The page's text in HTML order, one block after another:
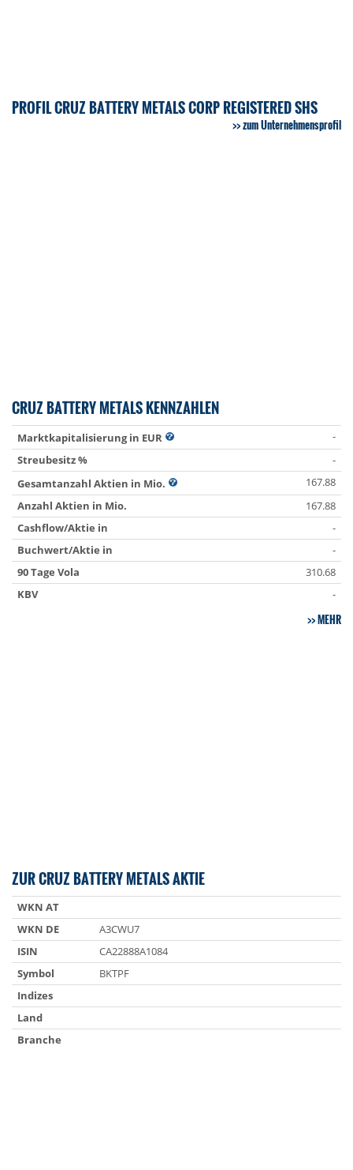
PROFIL CRUZ BATTERY METALS CORP REGISTERED SHS
zum Unternehmensprofil
CRUZ BATTERY METALS KENNZAHLEN
Marktkapitalisierung in EUR
-
Streubesitz %
-
Gesamtanzahl Aktien in Mio.
167.88
Anzahl Aktien in Mio.
167.88
Cashflow/Aktie in
-
Buchwert/Aktie in
-
90 Tage Vola
310.68
KBV
-
MEHR
ZUR CRUZ BATTERY METALS AKTIE
WKN AT
WKN DE
A3CWU7
ISIN
CA22888A1084
Symbol
BKTPF
Indizes
Land
Branche